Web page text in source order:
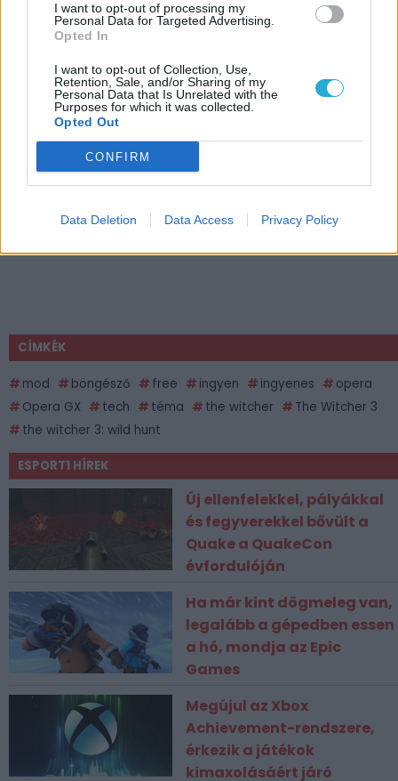
I want to opt-out of processing my
Personal Data for Targeted Advertising.
Opted In
I want to opt-out of Collection, Use,
Retention, Sale, and/or Sharing of my
Personal Data that Is Unrelated with the
Purposes for which it was collected.
Opted Out
CONFIRM
Data Deletion Data Access Privacy Policy
CÍMKÉK
mod böngésző free ingyen ingyenes
opera
Opera GX
tech téma the witcher
The Witcher 3
the witcher 3: wild hunt
ESPORT1 HÍREK
Új ellenfelekkel, pályákkal
és fegyverekkel bővült a
Quake a QuakeCon
évfordulóján
Ha már kint dögmeleg van,
legalább a gépedben essen
a hó, mondja az Epic
Games
Megújul az Xbox
Achievement-rendszere,
érkezik a játékok
kimaxolásáért járó